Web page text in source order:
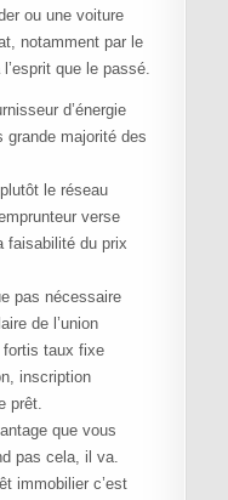
ou une voiture
notamment par le
que le passé.
d’énergie
majorité des
le réseau
verse
faisabilité du prix
pas nécessaire
de l’union
fortis taux fixe
inscription
prêt.
que vous
pas cela, il va.
immobilier c’est